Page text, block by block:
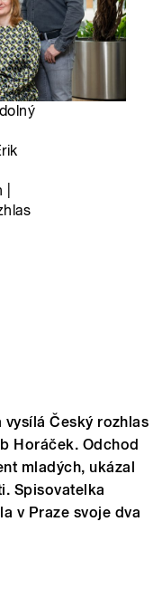
Český rozhlas
Horáček. Odchod
mladých, ukázal
Spisovatelka
v Praze svoje dva